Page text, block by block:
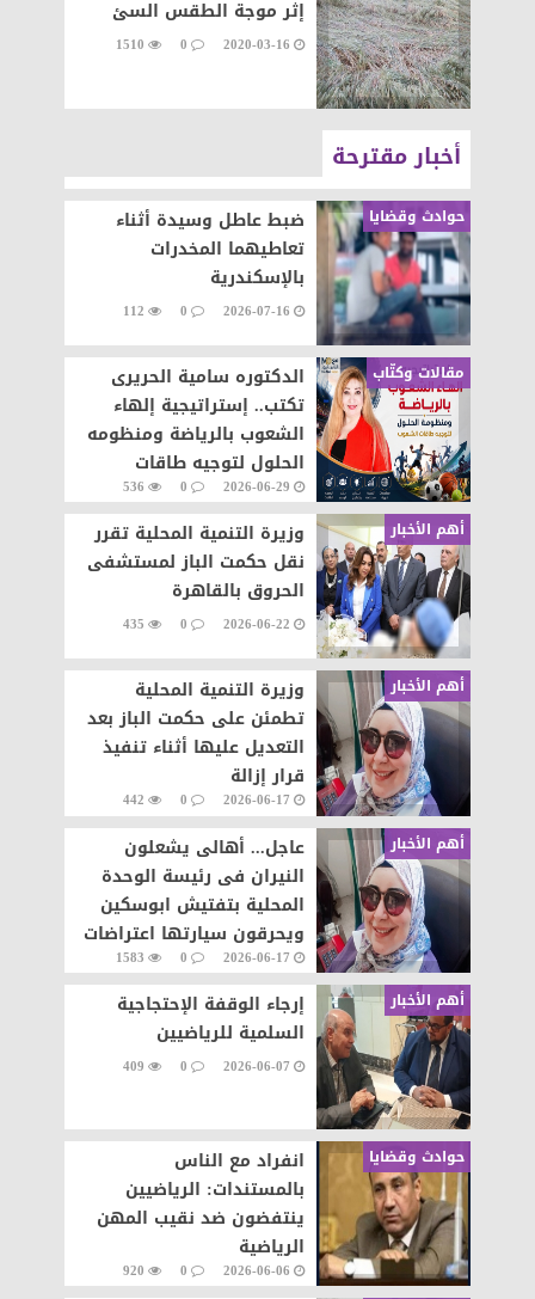
إثر موجة الطقس السئ
2020-03-16
0
1510
أخبار مقترحة
حوادث وقضايا
ضبط عاطل وسيدة أثناء
تعاطيهما المخدرات
بالإسكندرية
2026-07-16
0
112
مقالات وكتّاب
الدكتوره سامية الحريرى
تكتب.. إستراتيجية إلهاء
الشعوب بالرياضة ومنظومه
الحلول لتوجيه طاقات
الشعوب نحو التطور والابداع
2026-06-29
0
536
أهم الأخبار
وزيرة التنمية المحلية تقرر
نقل حكمت الباز لمستشفى
الحروق بالقاهرة
2026-06-22
0
435
أهم الأخبار
وزيرة التنمية المحلية
تطمئن على حكمت الباز بعد
التعديل عليها أثناء تنفيذ
قرار إزالة
2026-06-17
0
442
أهم الأخبار
عاجل... أهالى يشعلون
النيران فى رئيسة الوحدة
المحلية بتفتيش ابوسكين
ويحرقون سيارتها اعتراضات
على تنفيذ قرار إزالة..
2026-06-17
0
1583
أهم الأخبار
إرجاء الوقفة الإحتجاجية
السلمية للرياضيين
2026-06-07
0
409
حوادث وقضايا
انفراد مع الناس
بالمستندات: الرياضيين
ينتفضون ضد نقيب المهن
الرياضية
2026-06-06
0
920